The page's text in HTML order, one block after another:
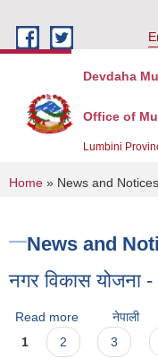
Devdaha
Office of
Lumbini
You are here
Home » News and Notices
News and
नगर विकास योजना
Read more about नगर
नेपाली
Pages
1 2 3